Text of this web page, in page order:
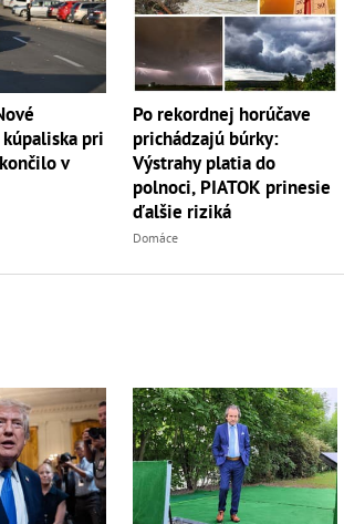
pri
v
Po rekordnej horúčave
prichádzajú búrky:
Výstrahy platia do
polnoci, PIATOK prinesie
ďalšie riziká
Domáce